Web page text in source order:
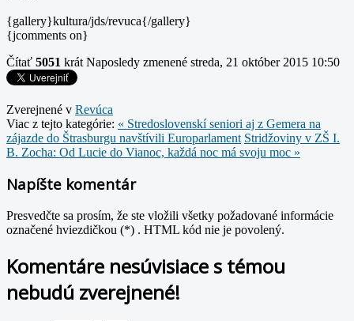
{gallery}kultura/jds/revuca{/gallery}
{jcomments on}
Čítať 5051 krát Naposledy zmenené streda, 21 október 2015 10:50
Zverejnené v Revúca
Viac z tejto kategórie: « Stredoslovenskí seniori aj z Gemera na
zájazde do Štrasburgu navštívili Europarlament Stridžoviny v ZŠ I.
B. Zocha: Od Lucie do Vianoc, každá noc má svoju moc »
Napíšte komentár
Presvedčte sa prosím, že ste vložili všetky požadované informácie
označené hviezdičkou (*) . HTML kód nie je povolený.
Komentáre nesúvisiace s témou
nebudú zverejnené!